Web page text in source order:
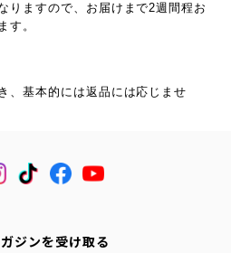
りますので、お届けまで2週間程お
す。
、基本的には返品には応じませ
ジンを受け取る